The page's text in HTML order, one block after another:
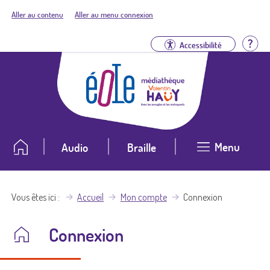
Aller au contenu Aller au menu connexion
Accessibilité
Audio Braille Menu
Vous êtes ici Accueil Mon compte Connexion
Connexion